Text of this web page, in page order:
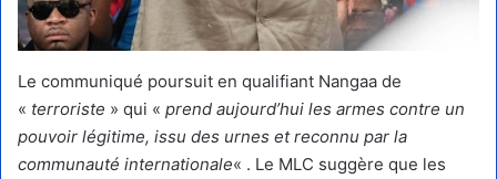
Le communiqué poursuit en qualifiant Nangaa de
« terroriste » qui « prend aujourd’hui les armes contre un
pouvoir légitime, issu des urnes et reconnu par la
communauté internationale« . Le MLC suggère que les